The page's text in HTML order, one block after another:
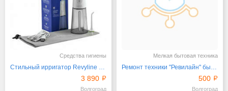
Средства гигиены
Стильный ирригатор Revyline RL 660 в белом корпусе
3 890
Волгоград
Мелкая бытовая техника
Ремонт техники "Ревилайн" быстро и качественно
500
Волгоград